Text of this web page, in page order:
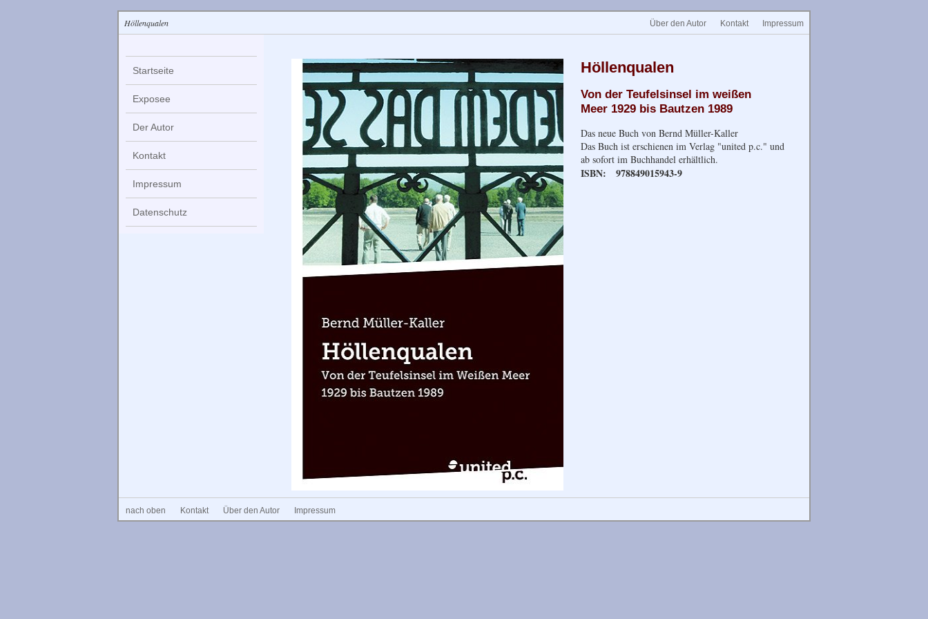
Höllenqualen Über den Autor Kontakt Impressum
Startseite
Exposee
Der Autor
Kontakt
Impressum
Datenschutz
Höllenqualen
Von der Teufelsinsel im weißen
Meer 1929 bis Bautzen 1989
Das neue Buch von Bernd Müller-Kaller
Das Buch ist erschienen im Verlag "united p.c." und
ab sofort im Buchhandel erhältlich.
ISBN: 978849015943-9
nach oben Kontakt Über den Autor Impressum